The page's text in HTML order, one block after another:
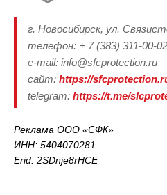
г. Новосибирск, ул.
телефон: + 7 (383) 311-00-02
e-mail: info@sfcprotection.ru
сайт: https://
telegram: https://t.me/
Реклама ООО «СФК»
ИНН: 5404070281
Erid: 2SDnje8rHCE